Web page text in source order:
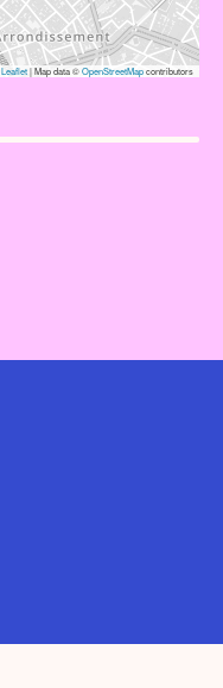
Leaflet|Map data ©OpenStreetMapcontributors